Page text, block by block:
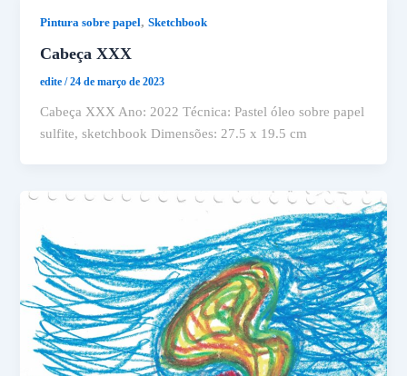
Pintura sobre papel,Sketchbook
Cabeça XXX
edite/24 de março de 2023
Cabeça XXX Ano: 2022 Técnica: Pastel óleo sobre papel
sulfite, sketchbook Dimensões: 27.5 x 19.5 cm